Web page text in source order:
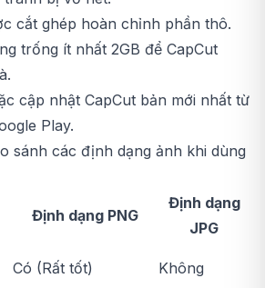
cắt ghép hoàn chỉnh phần thô.
trống ít nhất 2GB để CapCut
cập nhật CapCut bản mới nhất từ
Play.
sánh các định dạng ảnh khi dùng
Định dạng PNG
Định dạng
JPG
Có (Rất tốt) Không